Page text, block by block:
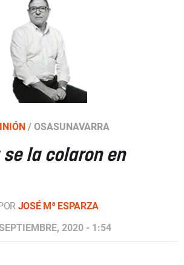
/ OSASUNAVARRA
se la colaron en
JOSÉ Mª ESPARZA
2020 - 1:54